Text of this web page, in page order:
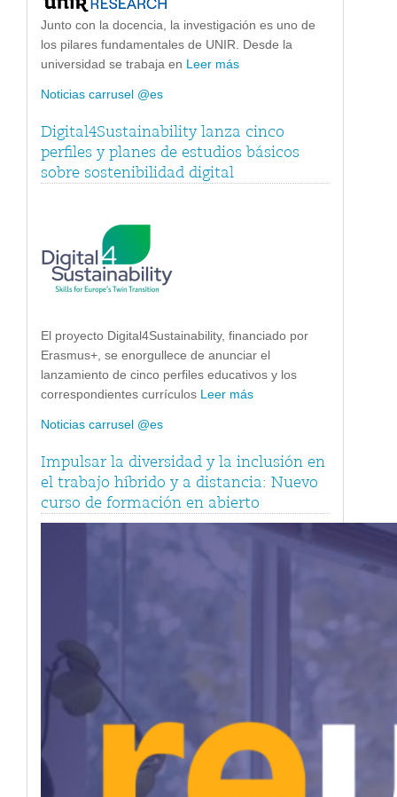
Junto con la docencia, la investigación es uno de
los pilares fundamentales de UNIR. Desde la
universidad se trabaja en Leer más
Noticias carrusel @es
Digital4Sustainability lanza cinco
perfiles y planes de estudios básicos
sobre sostenibilidad digital
El proyecto Digital4Sustainability, financiado por
Erasmus+, se enorgullece de anunciar el
lanzamiento de cinco perfiles educativos y los
correspondientes currículos Leer más
Noticias carrusel @es
Impulsar la diversidad y la inclusión en
el trabajo híbrido y a distancia: Nuevo
curso de formación en abierto